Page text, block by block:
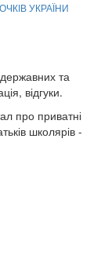
УКРАЇНИ
та
відгуки.
про приватні
школярів -